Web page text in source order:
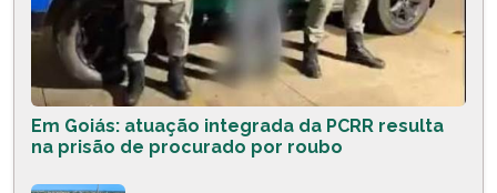
Em Goiás: atuação integrada da PCRR resulta
na prisão de procurado por roubo